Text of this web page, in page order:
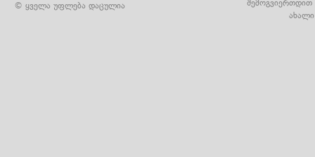
© ყველა უფლება დაცულია
შემოგვიერთდით
ახალი